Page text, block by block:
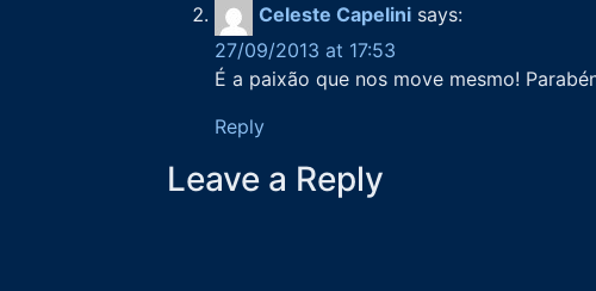
Celeste Capelini says:
27/09/2013 at 17:53
É a paixão que nos move mesmo!
Reply
Leave a Reply